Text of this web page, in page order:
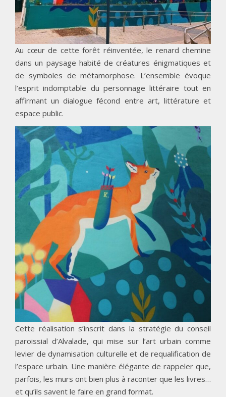
Au cœur de cette forêt réinventée, le renard chemine
dans un paysage habité de créatures énigmatiques et
de symboles de métamorphose. L’ensemble évoque
l’esprit indomptable du personnage littéraire tout en
affirmant un dialogue fécond entre art, littérature et
espace public.
Cette réalisation s’inscrit dans la stratégie du conseil
paroissial d’Alvalade, qui mise sur l’art urbain comme
levier de dynamisation culturelle et de requalification de
l’espace urbain. Une manière élégante de rappeler que,
parfois, les murs ont bien plus à raconter que les livres…
et qu’ils savent le faire en grand format.